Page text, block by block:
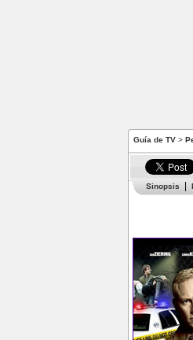
Guía de TV >
Sinopsis